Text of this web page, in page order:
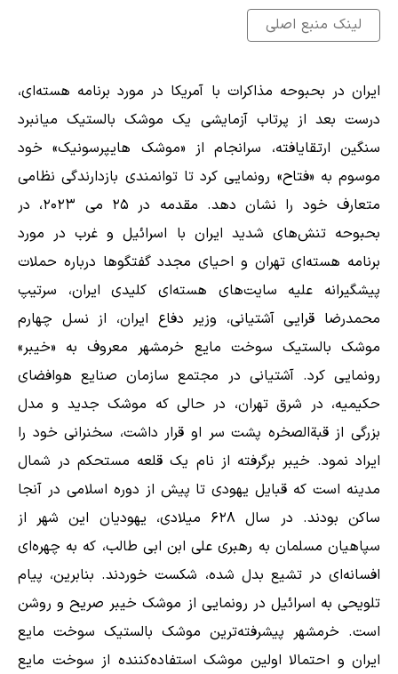
لینک منبع اصلی
ایران در بحبوحه مذاکرات با آمریکا در مورد برنامه هسته‌ای،
‌درست بعد از پرتاب آزمایشی یک موشک بالستیک میانبرد
سنگین ارتقایافته، سرانجام از «موشک هایپرسونیک» خود
موسوم به «فتاح» رونمایی کرد تا توانمندی بازدارندگی نظامی
متعارف ‌خود را نشان دهد. مقدمه در ۲۵ می ۲۰۲۳، در
بحبوحه تنش‌های شدید ایران با اسرائیل و غرب در مورد
برنامه هسته‌ای تهران و احیای مجدد گفتگوها درباره حملات
پیشگیرانه علیه سایت‌های هسته‌ای کلیدی ایران، سرتیپ
محمدرضا قرایی آشتیانی، وزیر دفاع ایران، از نسل چهارم
موشک بالستیک سوخت مایع خرمشهر ‌‌معروف به «خیبر»‌
رونمایی کرد. آشتیانی در مجتمع سازمان صنایع هوافضای
حکیمیه، در شرق تهران، در حالی که موشک جدید و مدل
بزرگی از قبةالصخره پشت سر او قرار داشت، سخنرانی خود را
ایراد نمود. خیبر برگرفته از نام یک قلعه مستحکم در شمال
مدینه است که قبایل یهودی تا پیش از دوره اسلامی در آنجا
ساکن بودند. در سال ۶۲۸ میلادی، یهودیان این شهر از
سپاهیان مسلمان به رهبری علی ابن ابی طالب، که به چهره‌ای
افسانه‌ای در تشیع بدل شده، شکست خوردند. بنابرین، پیام
تلویحی به اسرائیل در رونمایی از موشک خیبر صریح و روشن
است. خرمشهر پیشرفته‌ترین موشک بالستیک سوخت مایع
ایران و احتمالا اولین موشک استفاده‌کننده از سوخت مایع